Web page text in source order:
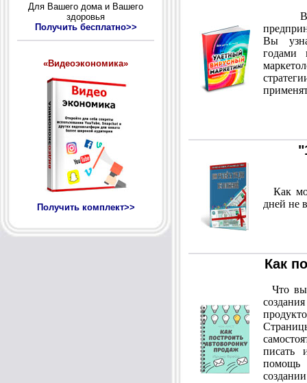
Для Вашего дома и Вашего
здоровья
Получить бесплатно>>
«Видеоэкономика»
Получить комплект>>
В
Вы
годами
Как
дней не
Как
Что вы
писать